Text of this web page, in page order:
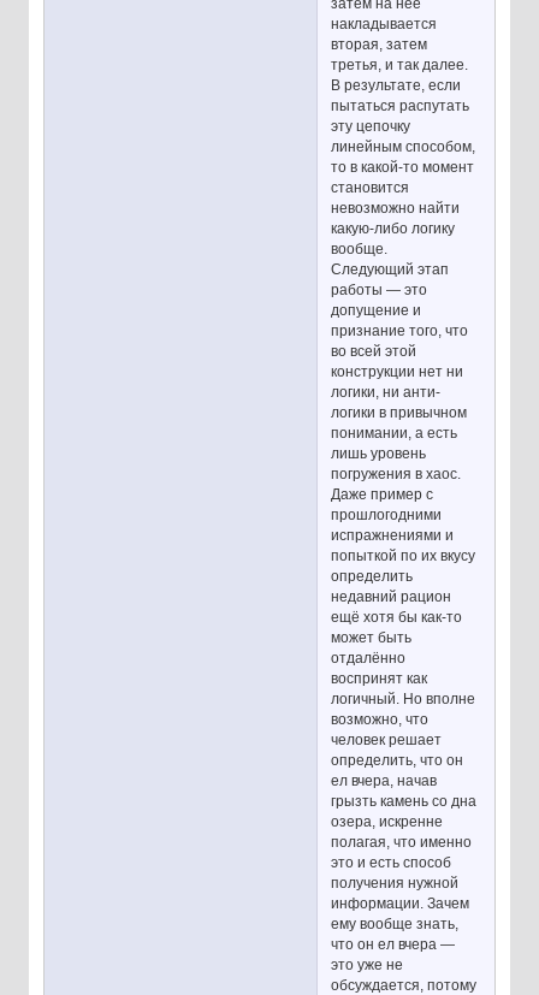
затем на неё
накладывается
вторая, затем
третья, и так далее.
В результате, если
пытаться распутать
эту цепочку
линейным способом,
то в какой-то момент
становится
невозможно найти
какую-либо логику
вообще.
Следующий этап
работы — это
допущение и
признание того, что
во всей этой
конструкции нет ни
логики, ни анти-
логики в привычном
понимании, а есть
лишь уровень
погружения в хаос.
Даже пример с
прошлогодними
испражнениями и
попыткой по их вкусу
определить
недавний рацион
ещё хотя бы как-то
может быть
отдалённо
воспринят как
логичный. Но вполне
возможно, что
человек решает
определить, что он
ел вчера, начав
грызть камень со дна
озера, искренне
полагая, что именно
это и есть способ
получения нужной
информации. Зачем
ему вообще знать,
что он ел вчера —
это уже не
обсуждается, потому